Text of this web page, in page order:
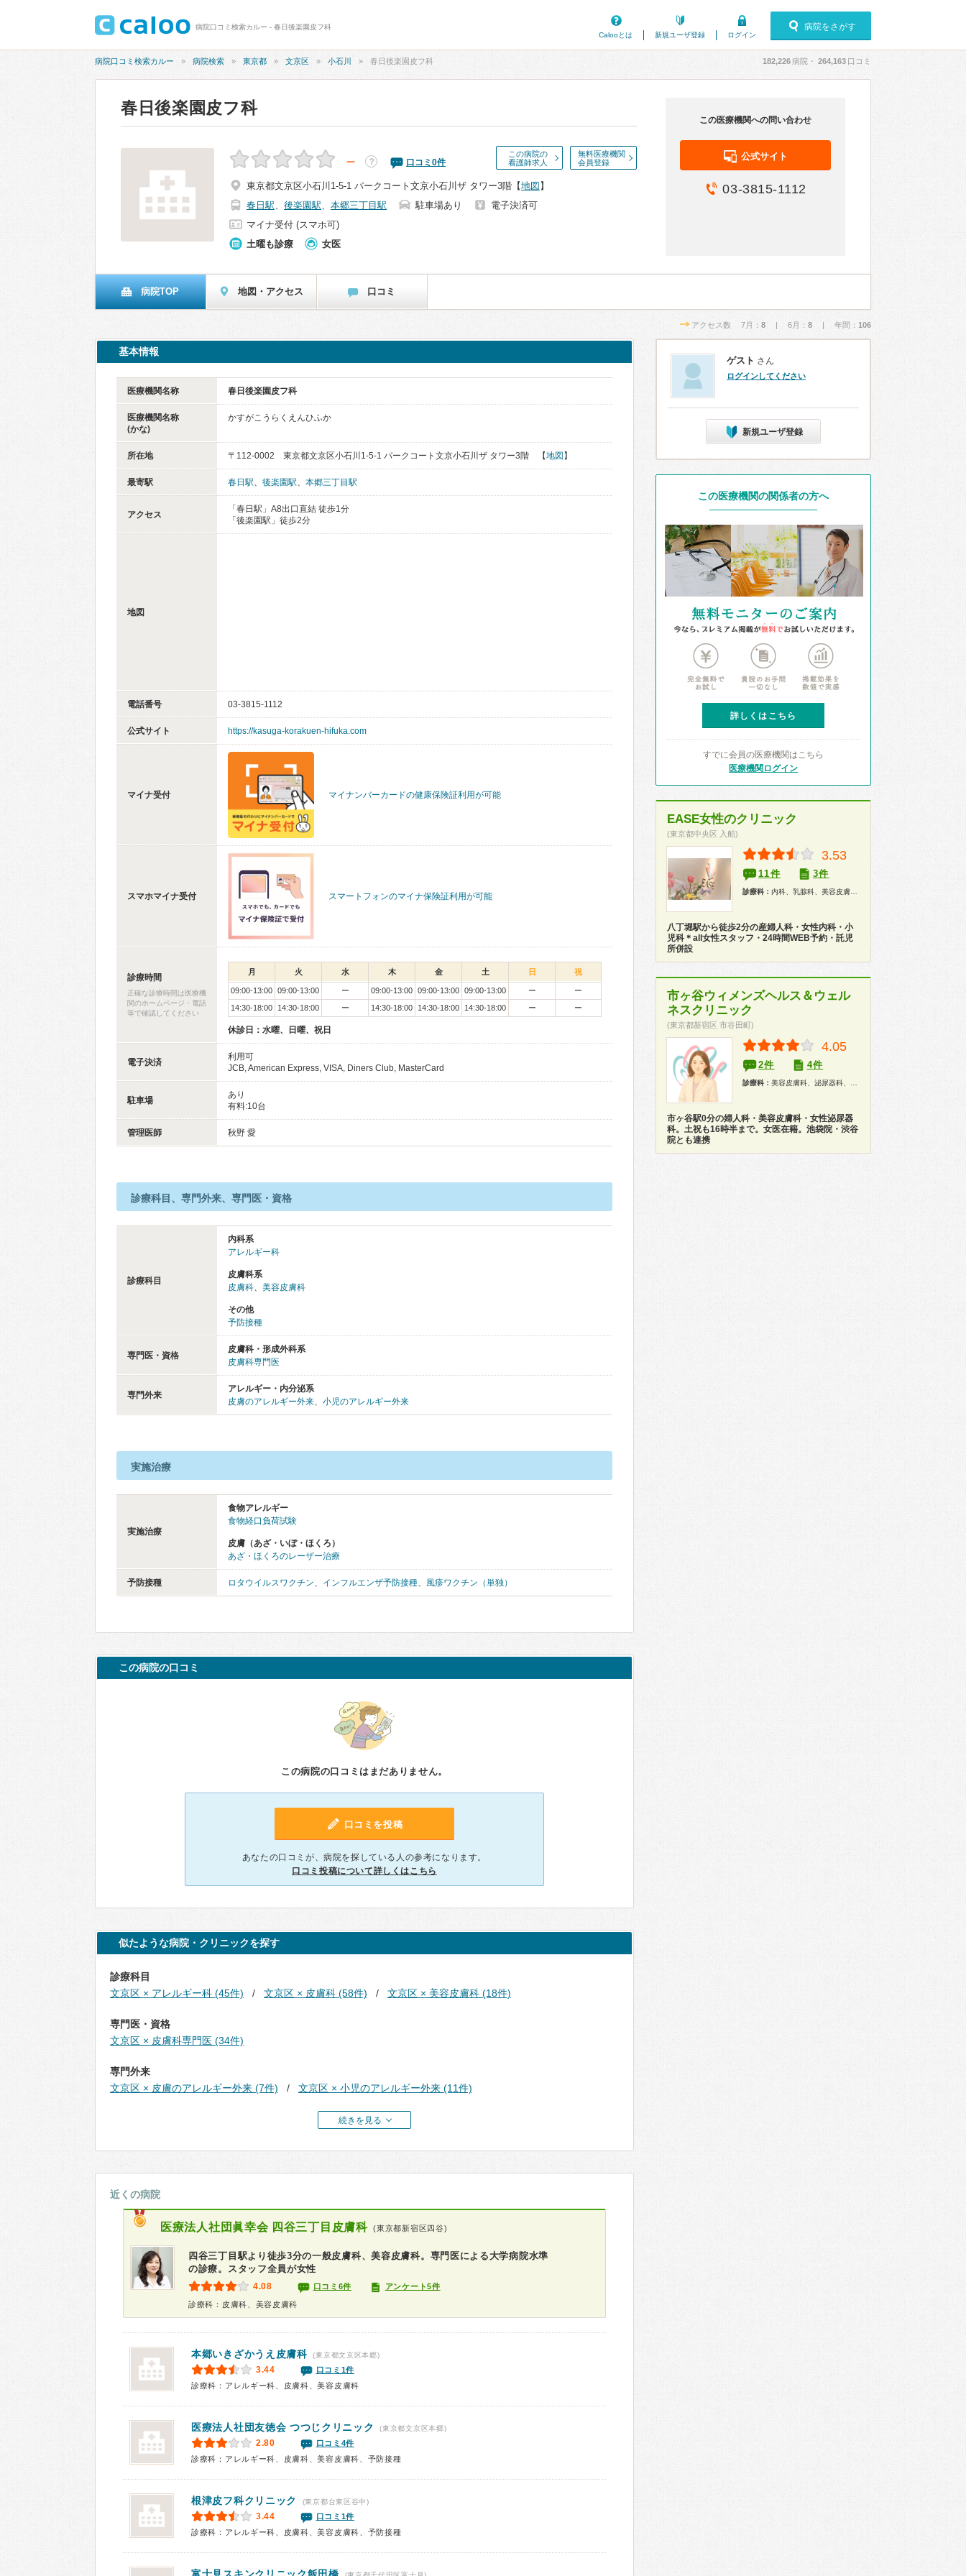
病院口コミ検索カルー - 春日後楽園皮フ科
Calooとは
新規ユーザ登録 ログイン
病院をさがす
病院口コミ検索カルー 病院検索 東京都 文京区 小石川 春日後楽園皮フ科 182,226病院・ 264,163 口コミ
春日後楽園皮フ科
この病院の
看護師求人
無料医療機関
会員登録
－ ？ 口コミ 0件
東京都文京区小石川1-5-1 パークコート文京小石川ザ タワー3階 【地図 】
春日駅、 後楽園駅、 本郷三丁目駅 駐車場あり
電子決済可
マイナ受付 (スマホ可)
土曜も診療
女医
この医療機関への問い合わせ
公式サイト
03-3815-1112
病院TOP 地図・アクセス 口コミ
アクセス数 7月： 8 | 6月： 8 | 年間： 106
基本情報
医療機関名称 春日後楽園皮フ科
医療機関名称
(かな)
かすがこうらくえんひふか
所在地 〒112-0002 東京都文京区小石川1-5-1 パークコート文京小石川ザ タワー3階 【地図 】
最寄駅 春日駅、 後楽園駅、 本郷三丁目駅
アクセス
「春日駅」A8出口直結 徒歩1分
「後楽園駅」徒歩2分
地図
電話番号 03-3815-1112
公式サイト https://kasuga-korakuen-hifuka.com
マイナ受付 マイナンバーカードの健康保険証利用が可能
スマホマイナ受付 スマートフォンのマイナ保険証利用が可能
診療時間
正確な診療時間は医療機
関のホームページ・電話
等で確認してください
月 火 水 木 金 土 日 祝
09:00-13:00 09:00-13:00 ー 09:00-13:00 09:00-13:00 09:00-13:00 ー
ー
14:30-18:00
14:30-18:00 ー 14:30-18:00 14:30-18:00 14:30-18:00 ー ー
休診日：水曜、日曜、祝日
電子決済
利用可
JCB, American Express, VISA, Diners Club, MasterCard
駐車場
あり
有料:10台
管理医師 秋野 愛
診療科目、専門外来、専門医・資格
診療科目
内科系
アレルギー科
皮膚科系
皮膚科、 美容皮膚科
その他
予防接種
専門医・資格
皮膚科・形成外科系
皮膚科専門医
専門外来
アレルギー・内分泌系
皮膚のアレルギー外来、 小児のアレルギー外来
実施治療
実施治療
食物アレルギー
食物経口負荷試験
皮膚（あざ・いぼ・ほくろ）
あざ・ほくろのレーザー治療
予防接種 ロタウイルスワクチン、 インフルエンザ予防接種、 風疹ワクチン（単独）
この病院の口コミ
この病院の口コミはまだありません。
口コミを投稿
あなたの口コミが、病院を探している人の参考になります。
口コミ投稿について詳しくはこちら
似たような病院・クリニックを探す
診療科目
文京区 × アレルギー科 (45件)
文京区 × 皮膚科 (58件) 文京区 × 美容皮膚科 (18件)
専門医・資格
文京区 × 皮膚科専門医 (34件)
専門外来
文京区 × 皮膚のアレルギー外来 (7件)
文京区 × 小児のアレルギー外来 (11件)
続きを見る
近くの病院
医療法人社団眞幸会 四谷三丁目皮膚科 (東京都新宿区四谷)
四谷三丁目駅より徒歩3分の一般皮膚科、美容皮膚科。専門医による大学病院水準
の診療。スタッフ全員が女性
4.08 口コミ6件 アンケート5件
診療科：皮膚科、美容皮膚科
本郷いきざかうえ皮膚科 (東京都文京区本郷)
3.44
口コミ1件
診療科：アレルギー科、皮膚科、美容皮膚科
医療法人社団友徳会 つつじクリニック (東京都文京区本郷)
2.80
口コミ4件
診療科：アレルギー科、皮膚科、美容皮膚科、予防接種
根津皮フ科クリニック (東京都台東区谷中)
3.44
口コミ1件
診療科：アレルギー科、皮膚科、美容皮膚科、予防接種
ゲスト さん
ログインしてください
新規ユーザ登録
この医療機関の関係者の方へ
詳しくはこちら
すでに会員の医療機関はこちら
医療機関ログイン
EASE女性のクリニック
(東京都中央区 入船)
3.53
11件 3件
診療科： 内科、乳腺科、美容皮膚科、婦人科、産婦人科、小児科、漢方、人間ドック
八丁堀駅から徒歩2分の産婦人科・女性内科・小
児科＊all女性スタッフ・24時間WEB予約・託児
所併設
市ヶ谷ウィメンズヘルス＆ウェル
ネスクリニック
(東京都新宿区 市谷田町)
4.05
2件 4件
診療科： 美容皮膚科、泌尿器科、婦人科
市ヶ谷駅0分の婦人科・美容皮膚科・女性泌尿器
科。土祝も16時半まで。女医在籍。池袋院・渋谷
院とも連携